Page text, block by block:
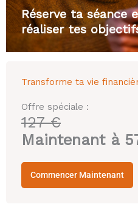
Transforme ta vie
Offre spéciale :
127 €
Maintenant à
Commencer Maintenant
Réserve ta séance
réaliser tes